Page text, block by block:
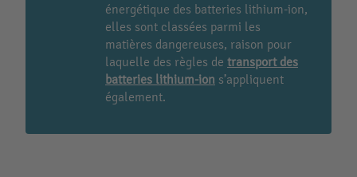
énergétique des batteries lithium-ion,
elles sont classées parmi les
matières dangereuses, raison pour
laquelle des règles de transport des
batteries lithium-ion s’appliquent
également.